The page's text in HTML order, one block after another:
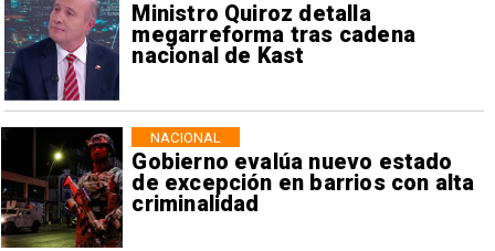
Ministro Quiroz detalla
megarreforma tras cadena
nacional de Kast
Gobierno evalúa nuevo estado
de excepción en barrios con alta
criminalidad
NACIONAL